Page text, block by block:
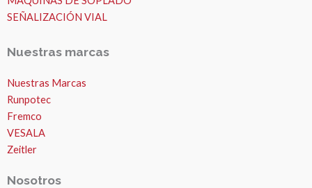
SEÑALIZACIÓN VIAL
Nuestras marcas
Nuestras Marcas
Runpotec
Fremco
VESALA
Zeitler
Nosotros